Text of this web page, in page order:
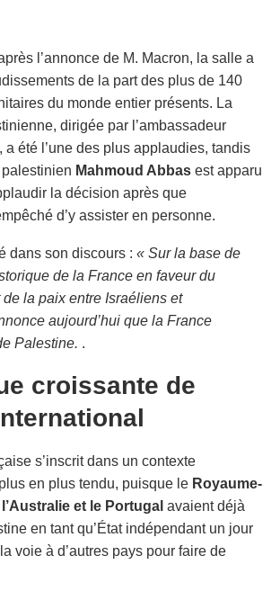
l’annonce de M. Macron, la salle a
de la part des plus de 140
du monde entier présents. La
dirigée par l’ambassadeur
, a été l’une des plus applaudies, tandis
Mahmoud Abbas est apparu
la décision après que
d’y assister en personne.
dans son discours : « Sur la base de
de la France en faveur du
la paix entre Israéliens et
aujourd’hui que la France
Palestine. .
croissante de
s’inscrit dans un contexte
en plus tendu, puisque le Royaume-
et le Portugal avaient déjà
en tant qu’État indépendant un jour
voie à d’autres pays pour faire de